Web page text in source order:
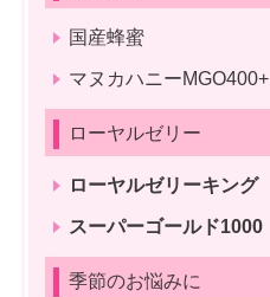
国産蜂蜜
マヌカハニーMGO400+
ローヤルゼリー
ローヤルゼリーキング
スーパーゴールド1000
季節のお悩みに